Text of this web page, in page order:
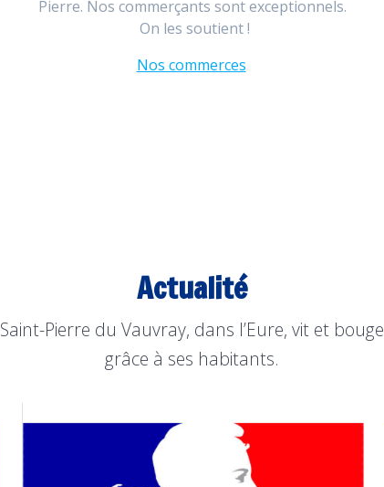
Pierre. Nos commerçants sont exceptionnels.
On les soutient !
Nos commerces
Actualité
Saint-Pierre du Vauvray, dans l’Eure, vit et bouge
grâce à ses habitants.